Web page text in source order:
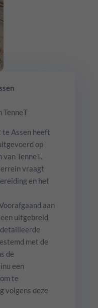
TenneT
Assen heeft
op
TenneT.
vraagt
en het
aan
uitgebreid
met de
de
een
te
volgens deze